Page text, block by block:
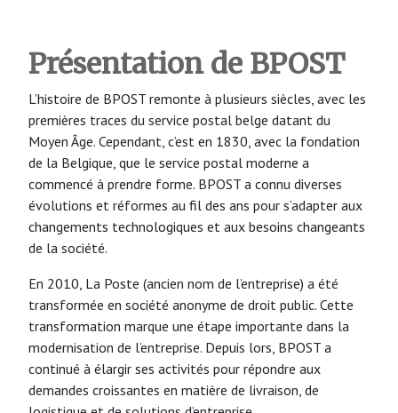
Présentation de BPOST
L’histoire de BPOST remonte à plusieurs siècles, avec les
premières traces du service postal belge datant du
Moyen Âge. Cependant, c’est en 1830, avec la fondation
de la Belgique, que le service postal moderne a
commencé à prendre forme. BPOST a connu diverses
évolutions et réformes au fil des ans pour s’adapter aux
changements technologiques et aux besoins changeants
de la société.
En 2010, La Poste (ancien nom de l’entreprise) a été
transformée en société anonyme de droit public. Cette
transformation marque une étape importante dans la
modernisation de l’entreprise. Depuis lors, BPOST a
continué à élargir ses activités pour répondre aux
demandes croissantes en matière de livraison, de